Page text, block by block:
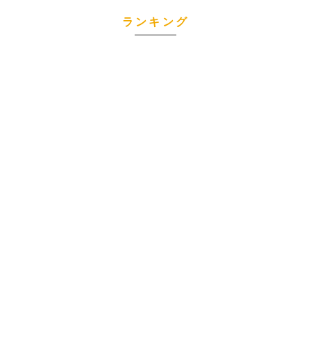
ランキング